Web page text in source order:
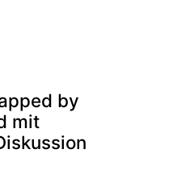
by
mit